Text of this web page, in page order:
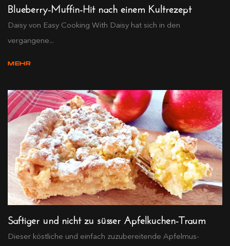
Blueberry-Muffin-Hit nach einem Kultrezept
Daisy von Easy Cooking With Daisy hat sich in den
vergangene...
MEHR
Saftiger und nicht zu süsser Apfelkuchen-Traum
Dieser köstliche und einfach zuzubereitende Apfelmus-